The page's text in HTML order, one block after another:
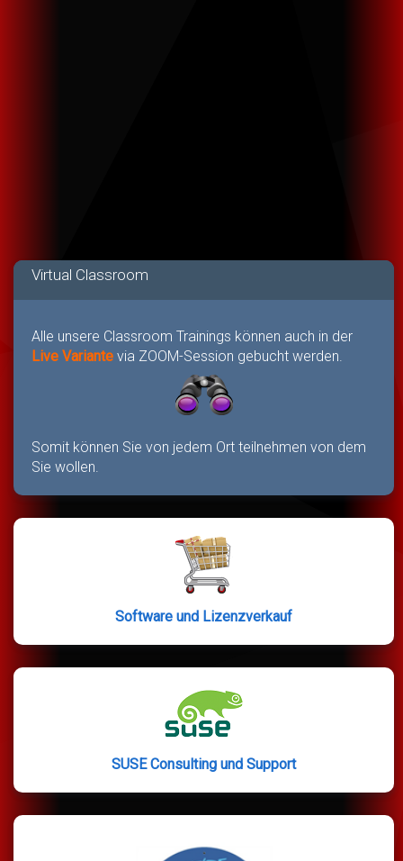
Virtual Classroom
Alle unsere Classroom Trainings können auch in der
Live Variante via ZOOM-Session gebucht werden.
Somit können Sie von jedem Ort teilnehmen von dem
Sie wollen.
Software und Lizenzverkauf
SUSE Consulting und Support